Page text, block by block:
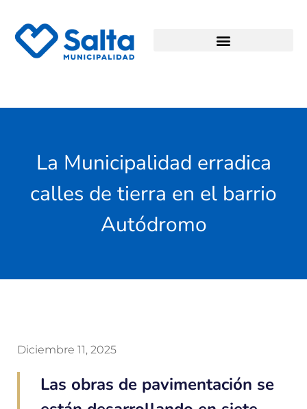
La Municipalidad erradica
calles de tierra en el barrio
Autódromo
Diciembre 11, 2025
Las obras de pavimentación se